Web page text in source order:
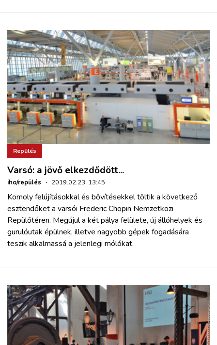
Repülés
Varsó: a jövő elkezdődött...
iho/repülés · 2019.02.23. 13:45
Komoly felújításokkal és bővítésekkel töltik a következő
esztendőket a varsói Frederic Chopin Nemzetközi
Repülőtéren. Megújul a két pálya felülete, új állóhelyek és
gurulóutak épülnek, illetve nagyobb gépek fogadására
teszik alkalmassá a jelenlegi mólókat.